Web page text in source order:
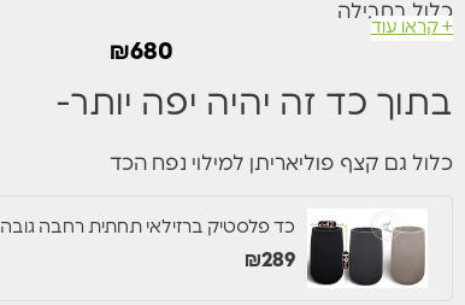
כלול בחבילה
עץ ציפור גן עדן
+ קראו עוד
₪680
בתוך כד זה יהיה יפה יותר-
כלול גם קצף פוליאריתן למילוי נפח הכד
כד פלסטיק ברזילאי תחתית רחבה גובה 64 ס"מ
₪289